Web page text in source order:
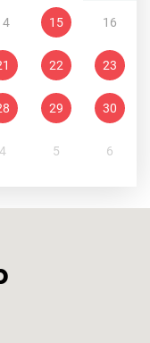
15 16
22 23
29 30
4 5 6